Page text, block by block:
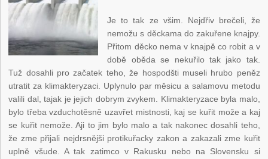
Je to tak ze všim. Nejdřiv brečeli, že
nemožu s děckama do zakuřene knajpy.
Přitom děcko nema v knajpě co robit a v
době oběda se nekuřilo tak jako tak.
Tuž dosahli pro začatek teho, že hospodšti museli hrubo peněz
utratit za klimakteryzaci. Uplynulo par měsicu a salamovu metodu
valili dal, tajak je jejich dobrym zvykem. Klimakteryzace byla malo,
bylo třeba vzduchotěsně uzavřet mistnosti, kaj se kuřit može a kaj
se kuřit nemože. Aji to jim bylo malo a tak nakonec dosahli teho,
že zme přijali nejdrsnějši protikuřacky zakon a zakazali zme kuřit
uplně všude. A tak zatimco v Rakusku nebo na Slovensku si